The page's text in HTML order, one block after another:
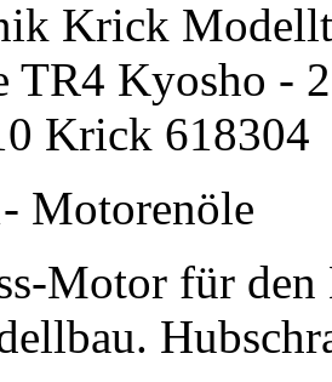
Krick
TR4 Kyosho -
Krick 618304
Motorenöle
Motor für